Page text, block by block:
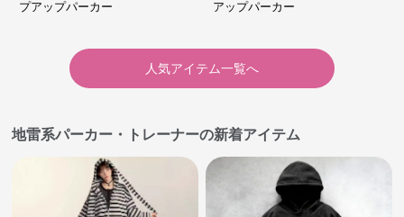
プアップパーカー
アップパーカー
人気アイテム一覧へ
地雷系パーカー・トレーナーの新着アイテム